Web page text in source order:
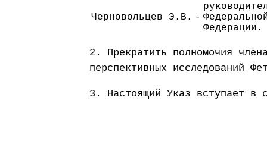
Черновольцев Э.В. -
Федерации.
2. Прекратить полномочия
перспективных исследований
3. Настоящий Указ вступает в